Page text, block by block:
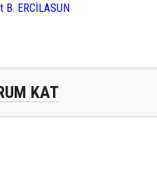
B. ERCİLASUN
KAT